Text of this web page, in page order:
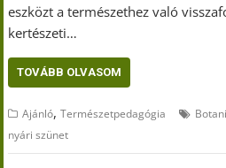
eszközt a természethez való
kertészeti…
TOVÁBB OLVASOM
Ajánló,Természetpedagógia
nyári szünet